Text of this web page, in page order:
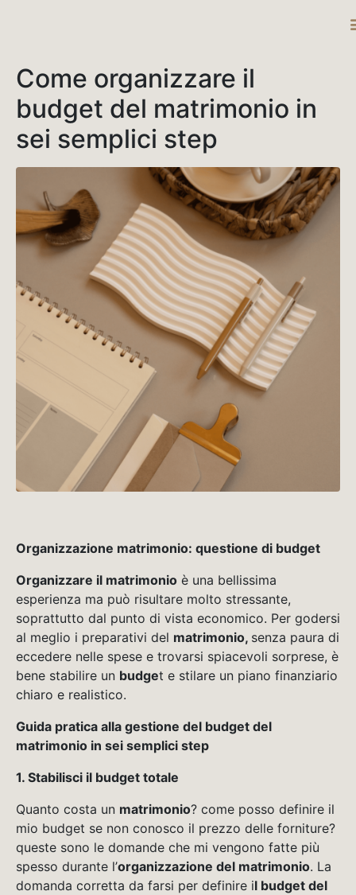
Come organizzare il
budget del matrimonio in
sei semplici step
Organizzazione matrimonio: questione di budget
Organizzare il matrimonio è una bellissima
esperienza ma può risultare molto stressante,
soprattutto dal punto di vista economico. Per godersi
al meglio i preparativi del matrimonio, senza paura di
eccedere nelle spese e trovarsi spiacevoli sorprese, è
bene stabilire un budget e stilare un piano finanziario
chiaro e realistico.
Guida pratica alla gestione del budget del
matrimonio in sei semplici step
1. Stabilisci il budget totale
Quanto costa un matrimonio? come posso definire il
mio budget se non conosco il prezzo delle forniture?
queste sono le domande che mi vengono fatte più
spesso durante l’organizzazione del matrimonio. La
domanda corretta da farsi per definire il budget del